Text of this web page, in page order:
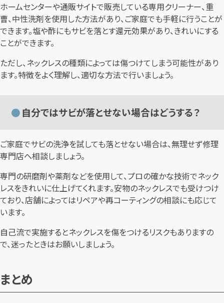
ホームセンターや通販サイトで販売している専用クリーナー、重
曹、中性洗剤を使用した方法があり、ご家庭でも手軽に行うことが
できます。塩や酢にもサビを落とす還元効果があり、きれいにする
ことができます。
ただし、ネックレスの種類によっては傷つけてしまう可能性があり
ます。特徴をよく理解し、適切な方法で行いましょう。
自分ではサビが落とせない場合はどうする？
ご家庭でサビの洗浄を試しても落とせない場合は、無理せず修理
専門店へ相談しましょう。
専門の研磨剤や薬剤などを使用して、プロの確かな技術でネック
レスをきれいに仕上げてくれます。安物のネックレスでも受けつけ
ており、店舗によってはリペアや再コーティングの相談にも応じて
います。
自己流で実施するとネックレスを傷をつけるリスクもありますの
で、迷ったときはお願いしましょう。
まとめ